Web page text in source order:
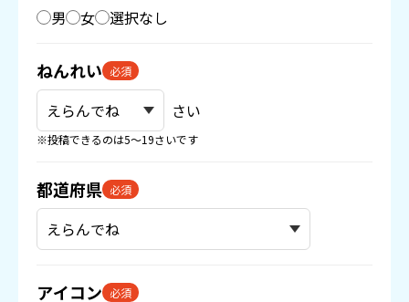
男 女 選択なし
ねんれい 必須
さい
※投稿できるのは5〜19さいです
都道府県 必須
アイコン 必須